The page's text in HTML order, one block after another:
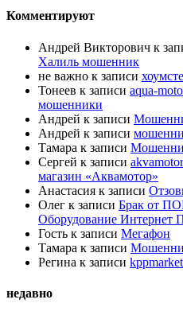
Комментируют
Андрей Викторович к
Халиль мошенник
не важно к записи
Тонеев к записи aqua-
мошенники
Андрей к записи
Андрей к записи
Тамара к записи
Сергей к записи
магазин «Аквамотор»
Анастасия к записи
Олег к записи Брак от
Оборудование Интернет
Гость к записи Мегафон
Тамара к записи
Регина к записи
недавно